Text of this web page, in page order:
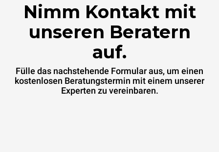
Nimm Kontakt mit
unseren Beratern
auf.
Fülle das nachstehende Formular aus, um einen
kostenlosen Beratungstermin mit einem unserer
Experten zu vereinbaren.